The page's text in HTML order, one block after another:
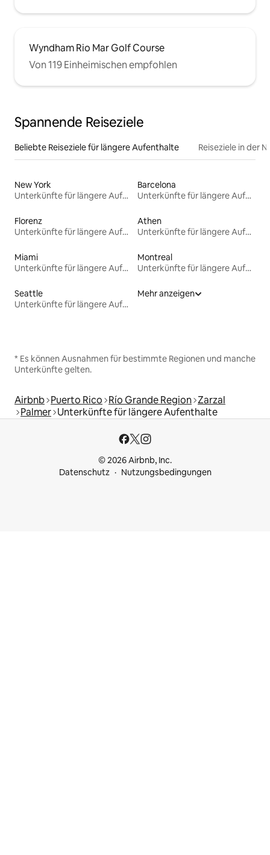
Wyndham Rio Mar Golf Course
Von 119 Einheimischen empfohlen
Spannende Reiseziele
Beliebte Reiseziele für längere Aufenthalte Reiseziele in der
New York
Unterkünfte für längere Aufenthalte
Barcelona
Unterkünfte für längere Aufenthalte
Florenz
Unterkünfte für längere Aufenthalte
Athen
Unterkünfte für längere Aufenthalte
Miami
Unterkünfte für längere Aufenthalte
Montreal
Unterkünfte für längere Aufenthalte
Seattle
Unterkünfte für längere Aufenthalte
Mehr anzeigen
* Es können Ausnahmen für bestimmte Regionen und manche
Unterkünfte gelten.
Airbnb Puerto Rico Río Grande Region Zarzal
Palmer Unterkünfte für längere Aufenthalte
© 2026 Airbnb, Inc.
Datenschutz
Nutzungsbedingungen